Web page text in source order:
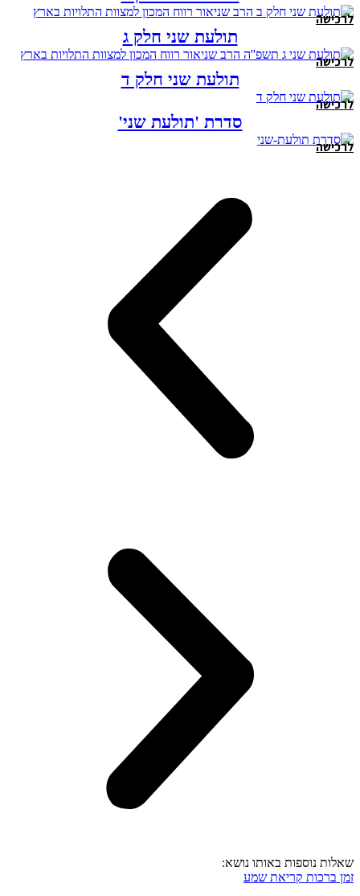
לרכישה
תולעת שני חלק ג
לרכישה
תולעת שני חלק ד
לרכישה
סדרת 'תולעת שני'
לרכישה
שאלות נוספות באותו נושא:
זמן ברכות קריאת שמע